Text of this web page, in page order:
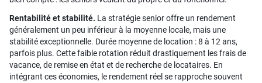
Rentabilité et stabilité. La stratégie senior offre un rendement
généralement un peu inférieur à la moyenne locale, mais une
stabilité exceptionnelle. Durée moyenne de location : 8 à 12 ans,
parfois plus. Cette faible rotation réduit drastiquement les frais de
vacance, de remise en état et de recherche de locataires. En
intégrant ces économies, le rendement réel se rapproche souvent